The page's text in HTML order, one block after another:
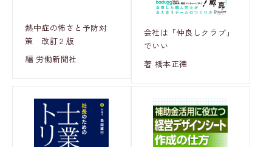
熱中症の怖さと予防対
策 改訂２版
編 労働新聞社
会社は「仲良しクラブ」
でいい
著 橋本正徳